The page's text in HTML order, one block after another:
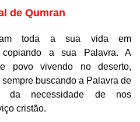
de Qumran
toda a sua vida em
a sua Palavra. A
povo vivendo no deserto,
buscando a Palavra de
da necessidade de nos
cristão.